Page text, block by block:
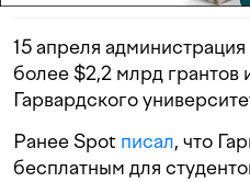
15 апреля
более $2,2 млрд грантов
Гарвардского
Ранее Spot писал, что
бесплатным для